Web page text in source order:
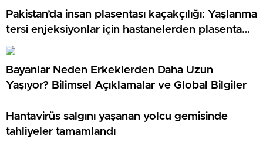
Pakistan’da insan plasentası kaçakçılığı: Yaşlanma
tersi enjeksiyonlar için hastanelerden plasenta
çalan şebekeye soruşturma
Bayanlar Neden Erkeklerden Daha Uzun
Yaşıyor? Bilimsel Açıklamalar ve Global Bilgiler
Hantavirüs salgını yaşanan yolcu gemisinde
tahliyeler tamamlandı